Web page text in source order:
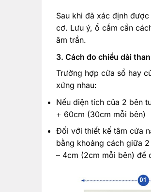
Sau khi đã xác định
cơ. Lưu ý, ổ cắm cần
âm trần.
3. Cách đo chiều dài
Trường hợp cửa sổ hay
xứng nhau:
Nếu diện tích của 2 bên
+ 60cm (30cm mỗi bên)
Đối với thiết kế tâm cửa
bằng khoảng cách giữa
– 4cm (2cm mỗi bên) để